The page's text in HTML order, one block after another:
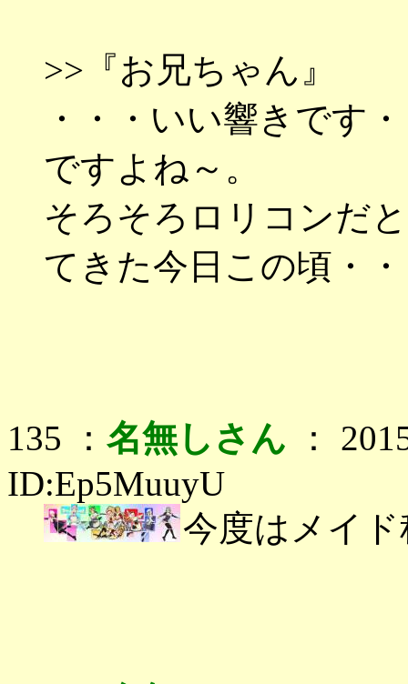
>>『お兄ちゃん』
・・・いい響きです
ですよね～。
そろそろロリコンだ
てきた今日この頃・
135 ： 名無しさん ：
ID:Ep5MuuyU
今度はメイ